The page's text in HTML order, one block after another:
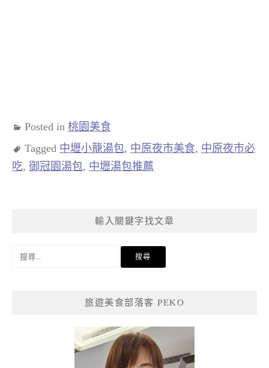
Posted in 桃園美食
Tagged 中壢小籠湯包, 中原夜市美食, 中原夜市必
吃, 御冠園湯包, 中壢湯包推薦
輸入關鍵字找文章
旅遊美食部落客 PEKO